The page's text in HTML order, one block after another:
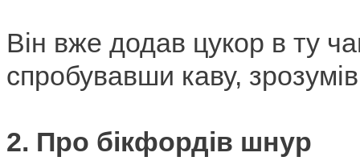
Він вже додав цукор в ту
спробувавши каву,
2. Про бікфордів шнур